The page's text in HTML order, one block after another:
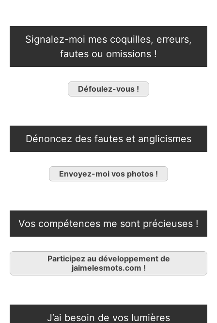
Signalez-moi mes coquilles, erreurs,
fautes ou omissions !
Défoulez-vous !
Dénoncez des fautes et anglicismes
Envoyez-moi vos photos !
Vos compétences me sont précieuses !
Participez au développement de
jaimelesmots.com !
J’ai besoin de vos lumières